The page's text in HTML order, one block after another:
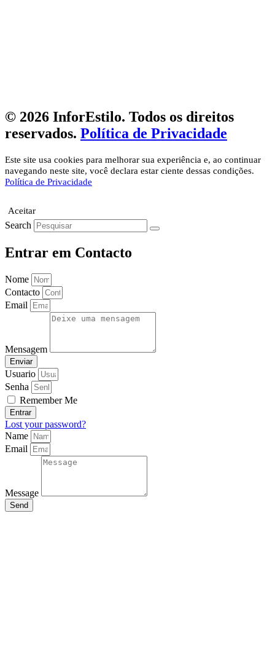
© 2026 InforEstilo. Todos os direitos
reservados. Política de Privacidade
Este site usa cookies para melhorar sua experiência e, ao continuar
navegando neste site, você declara estar ciente dessas condições.
Política de Privacidade
Aceitar
Search
Entrar em Contacto
Nome
Contacto
Email
Mensagem
Enviar
Usuario
Senha
Remember Me
Entrar
Lost your password?
Name
Email
Message
Send